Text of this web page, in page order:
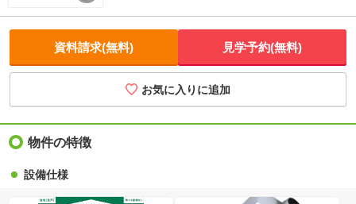
資料請求(無料) 見学予約(無料)
お気に入りに追加
物件の特徴
設備仕様